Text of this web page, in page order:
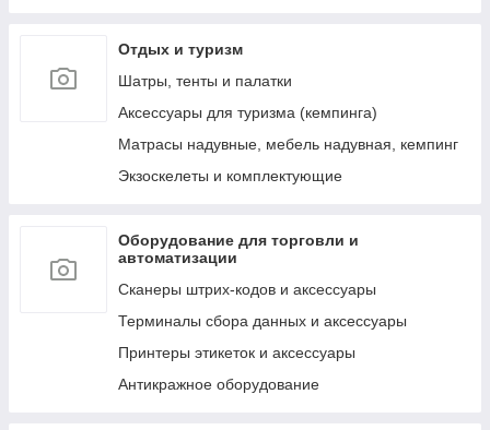
Лестницы, тенты, подложки и др. аксессуары
аксессуаров
Пляжные надувные матрасы и шезлонги
Обучение плаванию (нарукавники, жилеты и
т.д.)
Надувные игрушки для плавания/катания
электрические и ножные)
Отдых и туризм
Шатры, тенты и палатки
Аксессуары для туризма (кемпинга)
Матрасы надувные, мебель надувная, кемпинг
Экзоскелеты и комплектующие
Оборудование для торговли и
автоматизации
Сканеры штрих-кодов и аксессуары
Терминалы сбора данных и аксессуары
Принтеры этикеток и аксессуары
Антикражное оборудование